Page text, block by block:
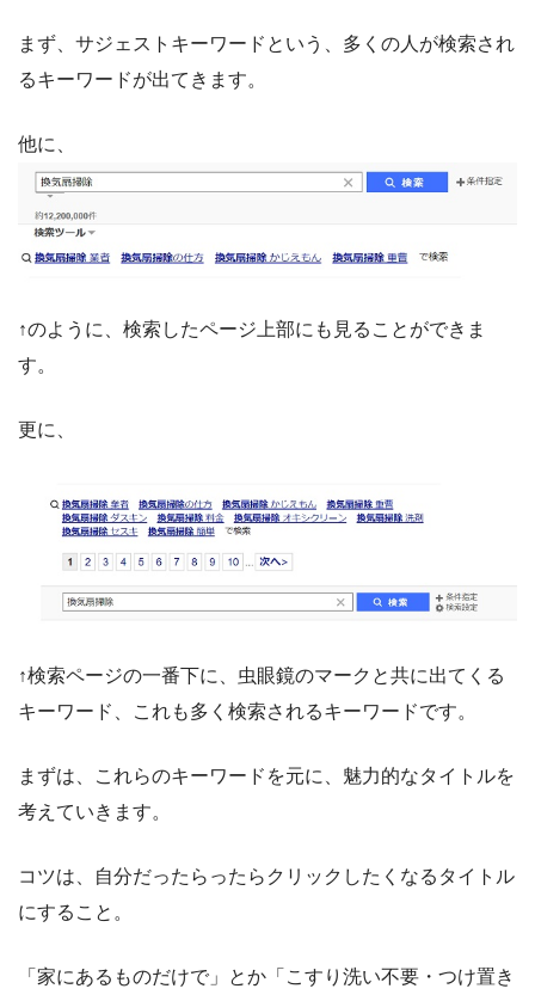
まず、サジェストキーワードという、多くの人が検索され
るキーワードが出てきます。
他に、
↑のように、検索したページ上部にも見ることができま
す。
更に、
↑検索ページの一番下に、虫眼鏡のマークと共に出てくる
キーワード、これも多く検索されるキーワードです。
まずは、これらのキーワードを元に、魅力的なタイトルを
考えていきます。
コツは、自分だったらったらクリックしたくなるタイトル
にすること。
「家にあるものだけで」とか「こすり洗い不要・つけ置き